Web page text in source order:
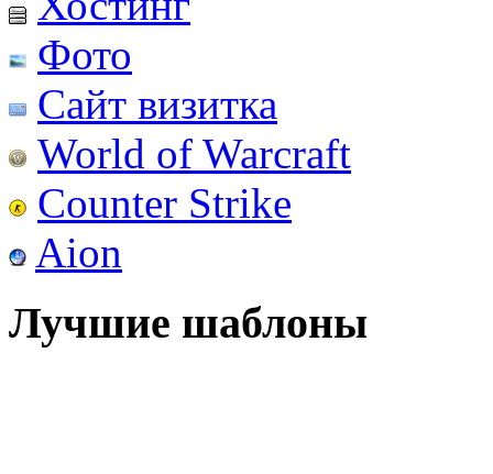
Фото
Сайт визитка
World of Warcraft
Counter Strike
Aion
Лучшие шаблоны